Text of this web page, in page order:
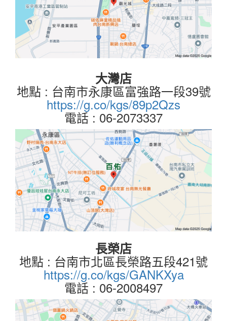
大灣店
地點 : 台南市永康區富強路一段39號
https://g.co/kgs/89p2Qzs
電話 : 06-2073337
長榮店
地點 : 台南市北區長榮路五段421號
https://g.co/kgs/GANKXya
電話 : 06-2008497